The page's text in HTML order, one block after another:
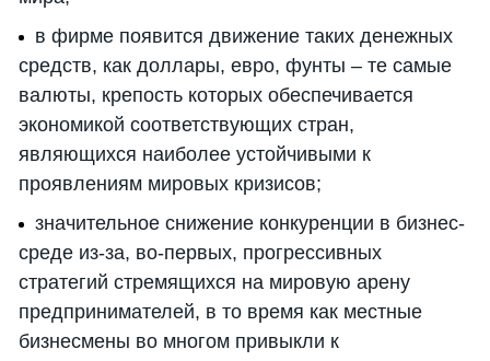
в фирме появится движение таких денежных
средств, как доллары, евро, фунты – те самые
валюты, крепость которых обеспечивается
экономикой соответствующих стран,
являющихся наиболее устойчивыми к
проявлениям мировых кризисов;
значительное снижение конкуренции в бизнес-
среде из-за, во-первых, прогрессивных
стратегий стремящихся на мировую арену
предпринимателей, в то время как местные
бизнесмены во многом привыкли к